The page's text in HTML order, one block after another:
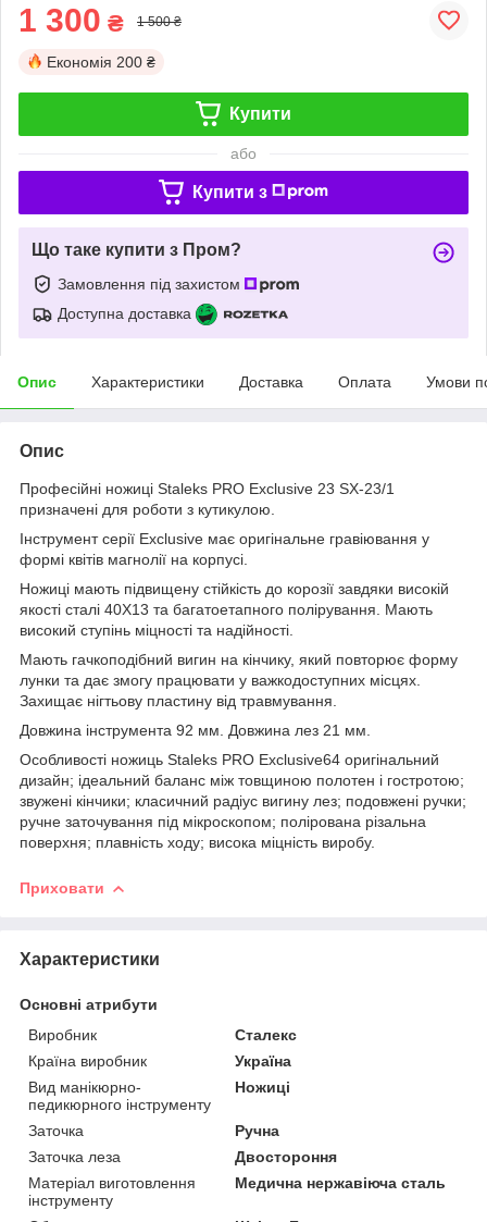
1 300 ₴ 1 500 ₴
Економія 200 ₴
Купити
або
Купити з
Що таке купити з Пром?
Замовлення під захистом
Доступна доставка
Опис Характеристики Доставка Оплата Умови
Опис
Професійні ножиці Staleks PRO Exclusive 23 SX-23/1
призначені для роботи з кутикулою.
Інструмент серії Exclusive має оригінальне гравіювання у
формі квітів магнолії на корпусі.
Ножиці мають підвищену стійкість до корозії завдяки високій
якості сталі 40Х13 та багатоетапного полірування. Мають
високий ступінь міцності та надійності.
Мають гачкоподібний вигин на кінчику, який повторює форму
лунки та дає змогу працювати у важкодоступних місцях.
Захищає нігтьову пластину від травмування.
Довжина інструмента 92 мм. Довжина лез 21 мм.
Особливості ножиць Staleks PRO Exclusive64 оригінальний
дизайн; ідеальний баланс між товщиною полотен і гостротою;
звужені кінчики; класичний радіус вигину лез; подовжені ручки;
ручне заточування під мікроскопом; полірована різальна
поверхня; плавність ходу; висока міцність виробу.
Приховати
Характеристики
Основні атрибути
Виробник
Сталекс
Країна виробник
Україна
Вид манікюрно-
педикюрного інструменту
Ножиці
Заточка
Ручна
Заточка леза
Двостороння
Матеріал виготовлення
інструменту
Медична нержавіюча сталь